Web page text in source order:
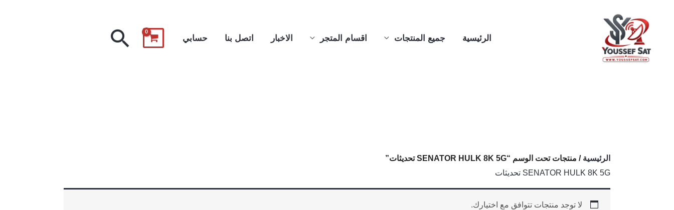
الرئيسية جميع المنتجات اقسام المتجر الاخبار اتصل بنا حسابي البحث
الرئيسية / منتجات تحت الوسم “SENATOR HULK 8K 5G تحديثات”
SENATOR HULK 8K 5G تحديثات
لا توجد منتجات تتوافق مع اختيارك.